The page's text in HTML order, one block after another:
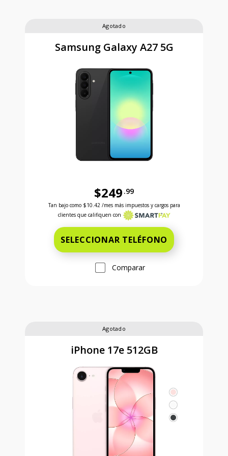
Agotado
Samsung Galaxy A27 5G
$249 .99
Antes el precio era 249 dollars and 99 cents
Tan bajo como $10.42 /mes más impuestos y cargos para
clientes que califiquen con
SELECCIONAR TELÉFONO
Comparar
Agotado
iPhone 17e 512GB